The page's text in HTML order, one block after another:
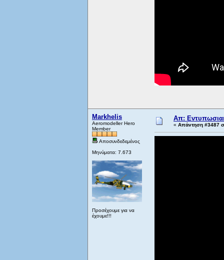
Markhelis
Aeromodeller Hero
Member
Αποσυνδεδεμένος
Μηνύματα: 7.673
Προσέχουμε για να
έχουμε!!!
Απ:
« Απάντηση #3487